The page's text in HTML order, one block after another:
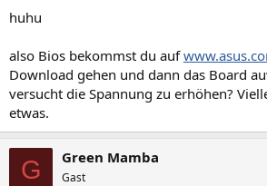
huhu
also Bios bekommst du auf
Download gehen und dann das Board
versucht die Spannung zu erhöhen?
etwas.
G Green Mamba
Gast